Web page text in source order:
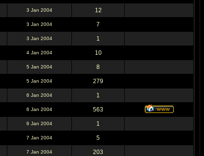
3 Jan 2004 12
3 Jan 2004 7
3 Jan 2004 1
4 Jan 2004 10
5 Jan 2004 8
5 Jan 2004 279
6 Jan 2004 1
6 Jan 2004 563
6 Jan 2004 1
7 Jan 2004 5
7 Jan 2004 203